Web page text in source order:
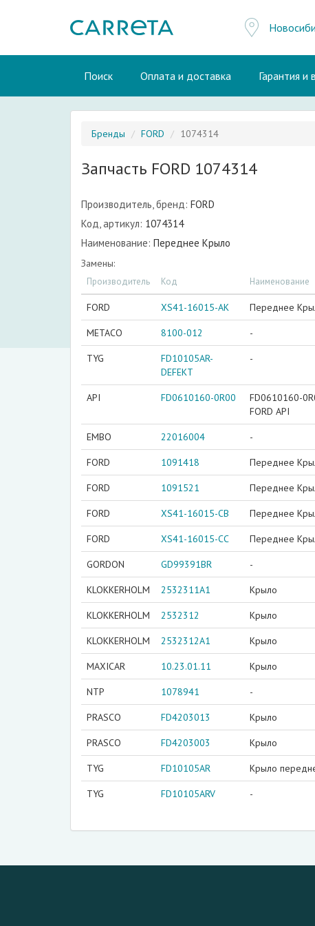
Поиск Оплата и доставка Гарантия и
Бренды FORD 1074314
Запчасть FORD 1074314
Производитель, бренд: FORD
Код, артикул: 1074314
Наименование: Переднее Крыло
Замены:
Производитель Код Наименование
FORD XS41-16015-AK Переднее
METACO 8100-012 -
TYG
FD10105AR-
DEFEKT
-
API FD0610160-0R00
FD0610160-
FORD API
EMBO 22016004 -
FORD 1091418 Переднее
FORD 1091521 Переднее
FORD XS41-16015-CB Переднее
FORD XS41-16015-CC Переднее
GORDON GD99391BR -
KLOKKERHOLM 2532311A1 Крыло
KLOKKERHOLM 2532312 Крыло
KLOKKERHOLM 2532312A1 Крыло
MAXICAR 10.23.01.11 Крыло
NTP 1078941 -
PRASCO FD4203013 Крыло
PRASCO FD4203003 Крыло
TYG FD10105AR Крыло
TYG FD10105ARV -